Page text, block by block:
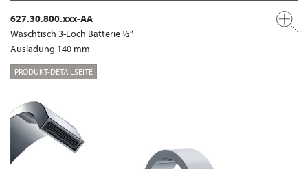
627.30.800.xxx-AA
Waschtisch 3-Loch Batterie ½“
Ausladung 140 mm
PRODUKT-DETAILSEITE